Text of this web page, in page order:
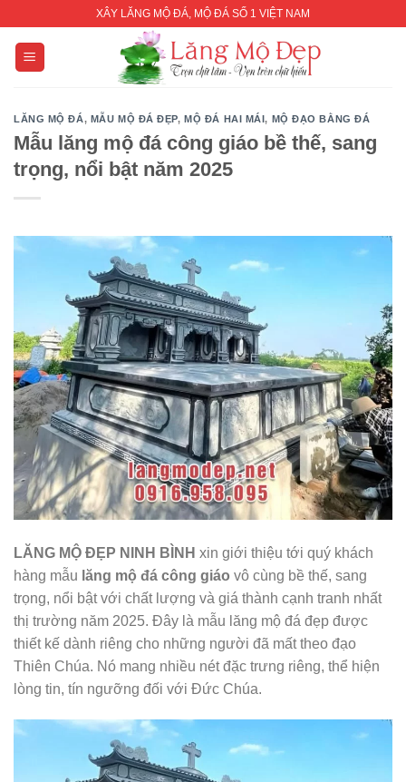
content
XÂY LĂNG MỘ ĐÁ, MỘ ĐÁ SỐ 1 VIỆT NAM
LĂNG MỘ ĐÁ, MẪU MỘ ĐÁ ĐẸP,MỘ ĐÁ HAI MÁI, MỘ ĐẠO BẰNG ĐÁ
Mẫu lăng mộ đá công giáo bề thế, sang
trọng, nổi bật năm 2025
LĂNG MỘ ĐẸP NINH BÌNH xin giới thiệu tới quý khách
hàng mẫu lăng mộ đá công giáo vô cùng bề thế, sang
trọng, nổi bật với chất lượng và giá thành cạnh tranh nhất
thị trường năm 2025. Đây là mẫu lăng mộ đá đẹp được
thiết kế dành riêng cho những người đã mất theo đạo
Thiên Chúa. Nó mang nhiều nét đặc trưng riêng, thể hiện
lòng tin, tín ngưỡng đối với Đức Chúa.